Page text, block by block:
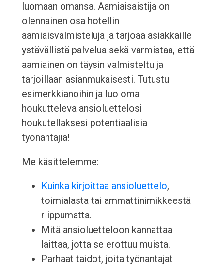
luomaan omansa. Aamiaisaistija on
olennainen osa hotellin
aamiaisvalmisteluja ja tarjoaa asiakkaille
ystävällistä palvelua sekä varmistaa, että
aamiainen on täysin valmisteltu ja
tarjoillaan asianmukaisesti. Tutustu
esimerkkianoihin ja luo oma
houkutteleva ansioluettelosi
houkutellaksesi potentiaalisia
työnantajia!
Me käsittelemme:
Kuinka kirjoittaa ansioluettelo,
toimialasta tai ammattinimikkeestä
riippumatta.
Mitä ansioluetteloon kannattaa
laittaa, jotta se erottuu muista.
Parhaat taidot, joita työnantajat